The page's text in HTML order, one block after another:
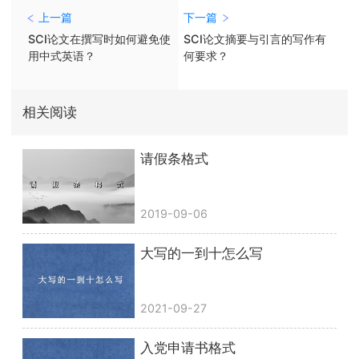
上一篇
SCI论文在撰写时如何避免使
用中式英语？
下一篇
SCI论文摘要与引言的写作有
何要求？
相关阅读
请假条格式
2019-09-06
大写的一到十怎么写
2021-09-27
入党申请书格式